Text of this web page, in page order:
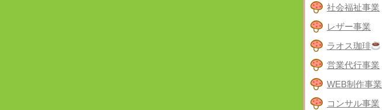
社会福祉事業
レザー事業
ラオス珈琲
営業代行事業
WEB制作事業
コンサル事業